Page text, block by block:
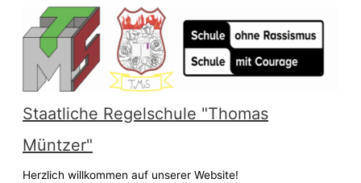
Inhalt
springen
Staatliche Regelschule "Thomas
Müntzer"
Herzlich willkommen auf unserer Website!